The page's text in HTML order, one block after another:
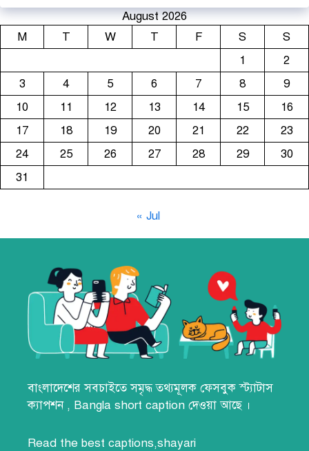
August 2026
M
T W T F S
S
1
2
3
4 5 6 7 8
9
10
11 12 13 14 15
16
17
18 19 20 21 22
23
24
25 26 27 28 29
30
31
« Jul
বাংলাদেশের সবচাইতে সমৃদ্ধ তথ্যমূলক ফেসবুক স্ট্যাটাস
ক্যাপশন, Bangla short caption দেওয়া আছে ।
Read the best captions,shayari